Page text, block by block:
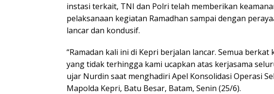
instasi terkait, TNI dan Polri telah memberikan
pelaksanaan kegiatan Ramadhan sampai dengan
lancar dan kondusif.
“Ramadan kali ini di Kepri berjalan lancar. Semua
yang tidak terhingga kami ucapkan atas kerjasama
ujar Nurdin saat menghadiri Apel Konsolidasi Operasi
Mapolda Kepri, Batu Besar, Batam, Senin (25/6).